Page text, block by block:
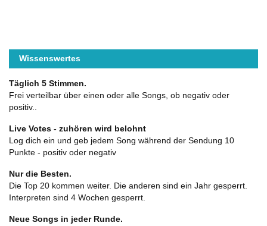
Wissenswertes
Täglich 5 Stimmen.
Frei verteilbar über einen oder alle Songs, ob negativ oder
positiv..
Live Votes - zuhören wird belohnt
Log dich ein und geb jedem Song während der Sendung 10
Punkte - positiv oder negativ
Nur die Besten.
Die Top 20 kommen weiter. Die anderen sind ein Jahr gesperrt.
Interpreten sind 4 Wochen gesperrt.
Neue Songs in jeder Runde.